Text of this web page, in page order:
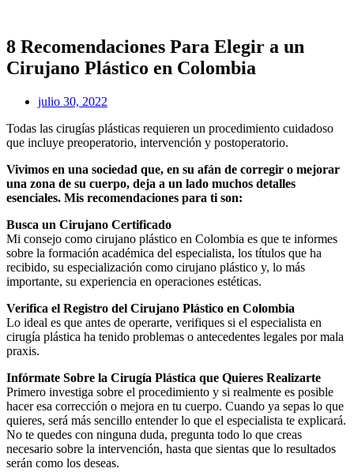
contenido
8 Recomendaciones Para Elegir a un
Cirujano Plástico en Colombia
julio 30, 2022
Todas las cirugías plásticas requieren un procedimiento cuidadoso
que incluye preoperatorio, intervención y postoperatorio.
Vivimos en una sociedad que, en su afán de corregir o mejorar
una zona de su cuerpo, deja a un lado muchos detalles
esenciales. Mis recomendaciones para ti son:
Busca un Cirujano Certificado
Mi consejo como cirujano plástico en Colombia es que te informes
sobre la formación académica del especialista, los títulos que ha
recibido, su especialización como cirujano plástico y, lo más
importante, su experiencia en operaciones estéticas.
Verifica el Registro del Cirujano Plástico en Colombia
Lo ideal es que antes de operarte, verifiques si el especialista en
cirugía plástica ha tenido problemas o antecedentes legales por mala
praxis.
Infórmate Sobre la Cirugía Plástica que Quieres Realizarte
Primero investiga sobre el procedimiento y si realmente es posible
hacer esa corrección o mejora en tu cuerpo. Cuando ya sepas lo que
quieres, será más sencillo entender lo que el especialista te explicará.
No te quedes con ninguna duda, pregunta todo lo que creas
necesario sobre la intervención, hasta que sientas que lo resultados
serán como los deseas.